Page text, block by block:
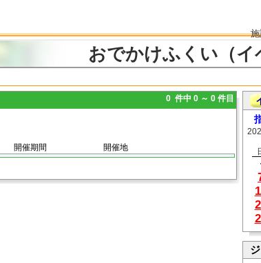
おでかけふくい（イ
0 件中 0 ～ 0 件目
開催期間 開催地
・